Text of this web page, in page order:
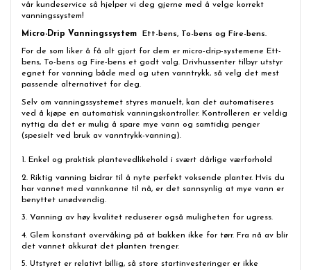
vår kundeservice så hjelper vi deg gjerne med å velge korrekt
vanningssystem!
Micro-Drip Vanningssystem Ett-bens, To-bens og Fire-bens.
For de som liker å få alt gjort for dem er micro-drip-systemene Ett-
bens, To-bens og Fire-bens et godt valg. Drivhussenter tilbyr utstyr
egnet for vanning både med og uten vanntrykk, så velg det mest
passende alternativet for deg.
Selv om vanningssystemet styres manuelt, kan det automatiseres
ved å kjøpe en automatisk vanningskontroller. Kontrolleren er veldig
nyttig da det er mulig å spare mye vann og samtidig penger
(spesielt ved bruk av vanntrykk-vanning).
1. Enkel og praktisk plantevedlikehold i svært dårlige værforhold
2. Riktig vanning bidrar til å nyte perfekt voksende planter. Hvis du
har vannet med vannkanne til nå, er det sannsynlig at mye vann er
benyttet unødvendig.
3. Vanning av høy kvalitet reduserer også muligheten for ugress.
4. Glem konstant overvåking på at bakken ikke for tørr. Fra nå av blir
det vannet akkurat det planten trenger.
5. Utstyret er relativt billig, så store startinvesteringer er ikke